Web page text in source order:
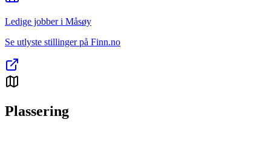
Ledige jobber i Måsøy
Se utlyste stillinger på Finn.no
Plassering